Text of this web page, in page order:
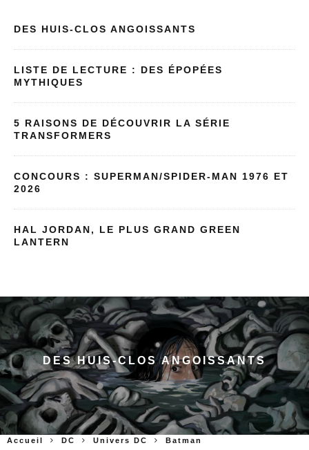
DES HUIS-CLOS ANGOISSANTS
LISTE DE LECTURE : DES ÉPOPÉES
MYTHIQUES
5 RAISONS DE DÉCOUVRIR LA SÉRIE
TRANSFORMERS
CONCOURS : SUPERMAN/SPIDER-MAN 1976 ET
2026
HAL JORDAN, LE PLUS GRAND GREEN
LANTERN
DES HUIS-CLOS ANGOISSANTS
Accueil DC Univers DC Batman